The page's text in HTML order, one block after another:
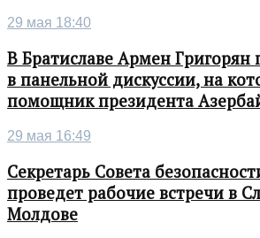
29 мая 18:40
В Братиславе Армен Григорян
в панельной дискуссии, на
помощник президента
29 мая 16:49
Секретарь Совета
проведет рабочие встречи в
Молдове